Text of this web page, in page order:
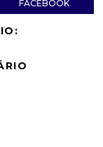
FACEBOOK